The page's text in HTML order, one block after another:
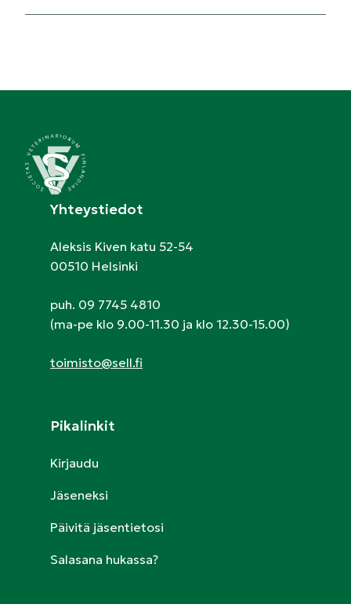
Yhteystiedot
Aleksis Kiven katu 52-54
00510 Helsinki
puh. 09 7745 4810
(ma-pe klo 9.00-11.30 ja klo 12.30-15.00)
toimisto@sell.fi
Pikalinkit
Kirjaudu
Jäseneksi
Päivitä jäsentietosi
Salasana hukassa?